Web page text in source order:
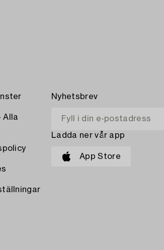
Alla
Nyhetsbrev
Ladda ner vår app
App Store